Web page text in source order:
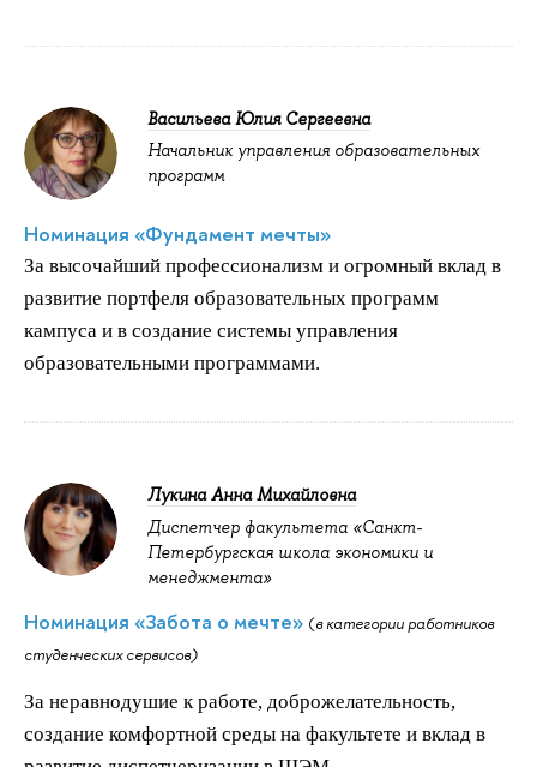
Васильева Юлия Сергеевна
Начальник управления образовательных
программ
Номинация «Фундамент мечты»
За высочайший профессионализм и огромный вклад в
развитие портфеля образовательных программ
кампуса и в создание системы управления
образовательными программами.
Лукина Анна Михайловна
Диспетчер факультета «Санкт-
Петербургская школа экономики и
менеджмента»
Номинация «Забота о мечте» (в категории работников
студенческих сервисов)
За неравнодушие к работе, доброжелательность,
создание комфортной среды на факультете и вклад в